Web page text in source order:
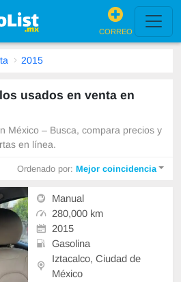
CORREO
2015
usados en venta en
México – Busca, compara precios y
en línea.
Ordenado por:Mejor coincidencia
Manual
280,000 km
2015
Gasolina
Iztacalco, Ciudad de
México